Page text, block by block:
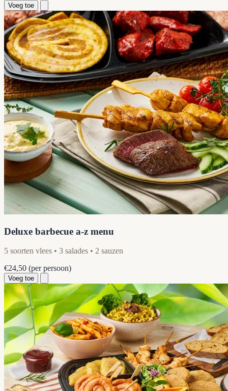
Voeg toe
Deluxe barbecue a-z menu
5 soorten vlees • 3 salades • 2 sauzen
€24,50 (per persoon)
Voeg toe